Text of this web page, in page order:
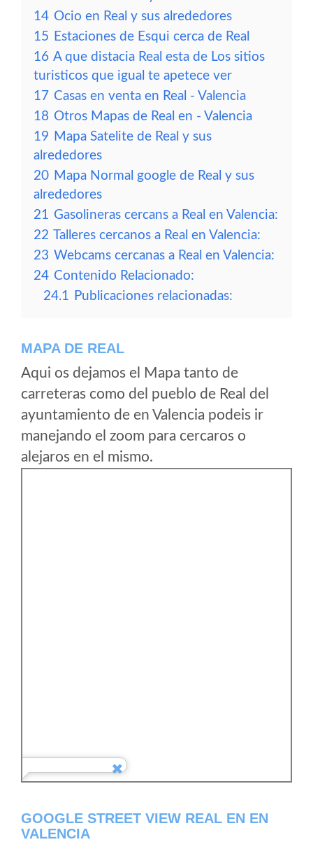
14 Ocio en Real y sus alrededores
15 Estaciones de Esqui cerca de Real
16 A que distacia Real esta de Los sitios
turisticos que igual te apetece ver
17 Casas en venta en Real - Valencia
18 Otros Mapas de Real en - Valencia
19 Mapa Satelite de Real y sus
alrededores
20 Mapa Normal google de Real y sus
alrededores
21 Gasolineras cercans a Real en Valencia:
22 Talleres cercanos a Real en Valencia:
23 Webcams cercanas a Real en Valencia:
24 Contenido Relacionado:
24.1 Publicaciones relacionadas:
MAPA DE REAL
Aqui os dejamos el Mapa tanto de
carreteras como del pueblo de Real del
ayuntamiento de en Valencia podeis ir
manejando el zoom para cercaros o
alejaros en el mismo.
GOOGLE STREET VIEW REAL EN EN
VALENCIA